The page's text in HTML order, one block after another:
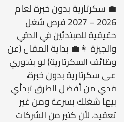
💼 سكرتارية بدون خبرة لعام
2026 – 2027 فرص شغل
حقيقية للمبتدئين في الدقي
والجيزة 👩‍💼 بداية المقال (عن
وظائف السكرتارية) لو بتدوري
على سكرتارية بدون خبرة،
فدي من أفضل الطرق تبدأي
بيها شغلك بسرعة ومن غير
تعقيد، لأن كتير من الشركات